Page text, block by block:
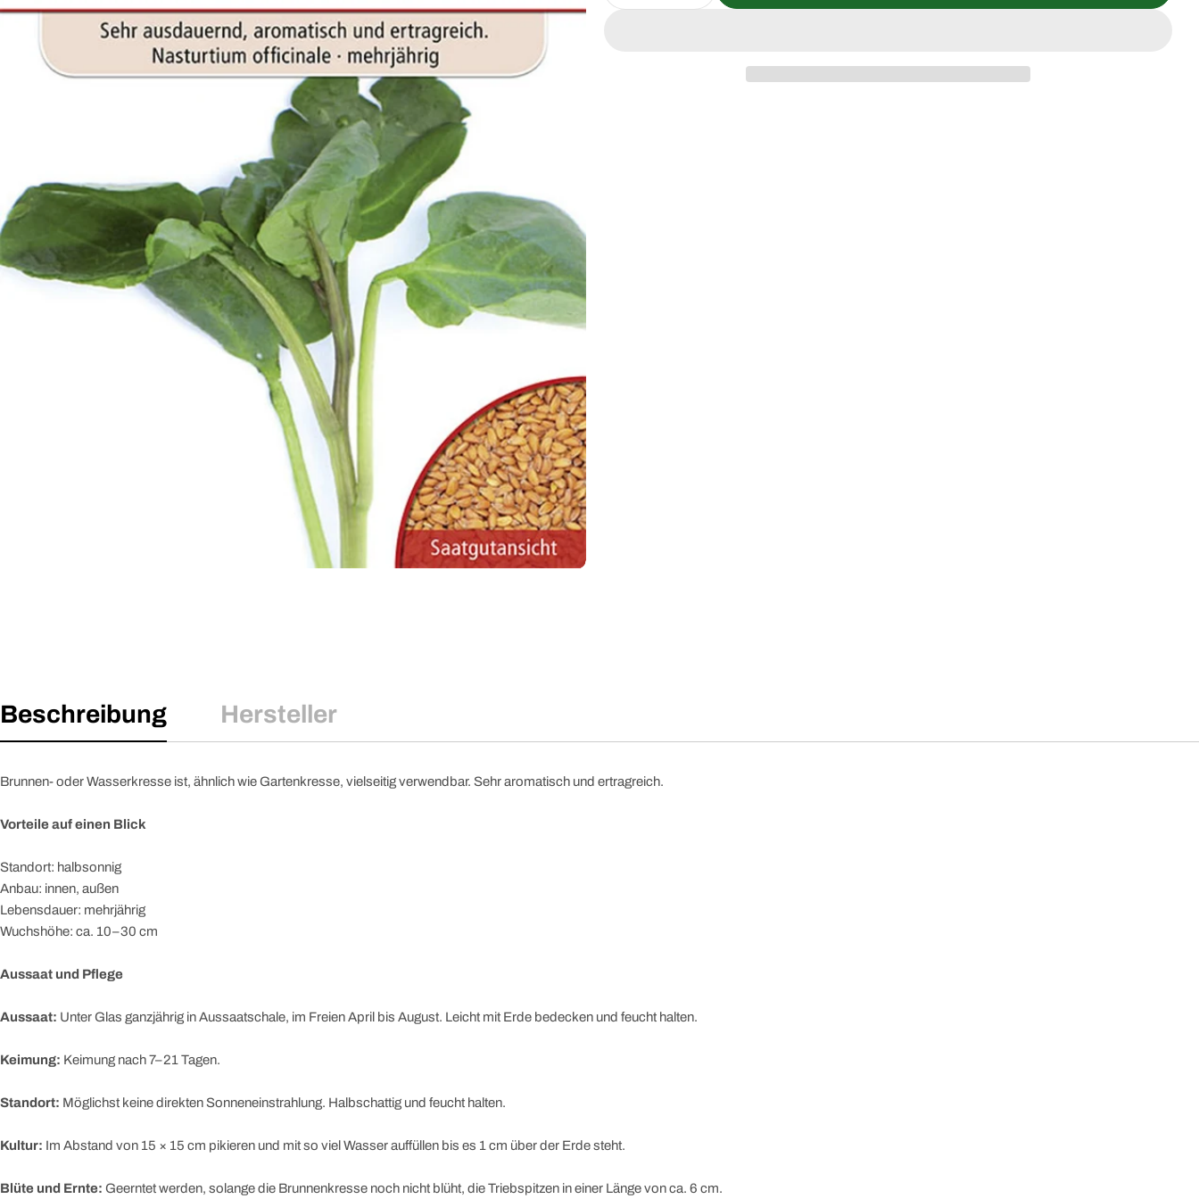
Sie das Medium 0 im Modalformat
Beschreibung Hersteller
Brunnen- oder Wasserkresse ist, ähnlich wie Gartenkresse, vielseitig verwendbar. Sehr aromatisch und ertragreich.
Vorteile auf einen Blick
Standort: halbsonnig
Anbau: innen, außen
Lebensdauer: mehrjährig
Wuchshöhe: ca. 10–30 cm
Aussaat und Pflege
Aussaat: Unter Glas ganzjährig in Aussaatschale, im Freien April bis August. Leicht mit Erde bedecken und feucht halten.
Keimung: Keimung nach 7–21 Tagen.
Standort: Möglichst keine direkten Sonneneinstrahlung. Halbschattig und feucht halten.
Kultur: Im Abstand von 15 × 15 cm pikieren und mit so viel Wasser auffüllen bis es 1 cm über der Erde steht.
Blüte und Ernte: Geerntet werden, solange die Brunnenkresse noch nicht blüht, die Triebspitzen in einer Länge von ca. 6 cm.